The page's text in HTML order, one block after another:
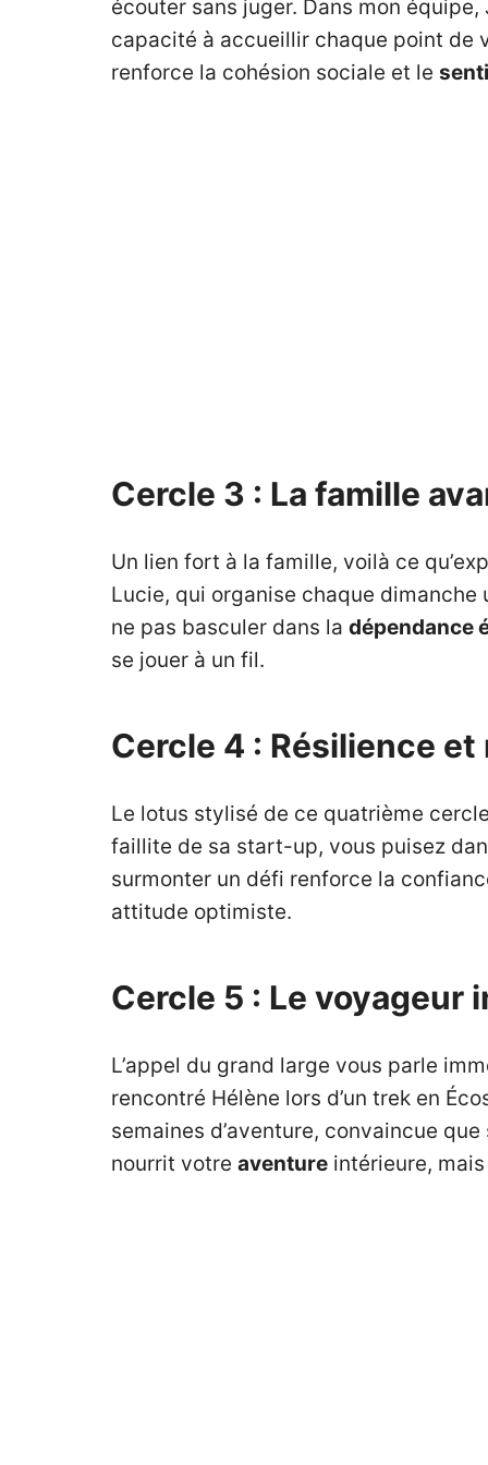
écouter sans juger. Dans mon
capacité à accueillir chaque point de
renforce la cohésion sociale et le
Cercle 3 : La famille
Un lien fort à la famille, voilà ce
Lucie, qui organise chaque
ne pas basculer dans la dépendance
se jouer à un fil.
Cercle 4 : Résilience et
Le lotus stylisé de ce quatrième
faillite de sa start-up, vous puisez
surmonter un défi renforce la
attitude optimiste.
Cercle 5 : Le voyageur
L’appel du grand large vous parle
rencontré Hélène lors d’un trek en
semaines d’aventure, convaincue
nourrit votre aventure intérieure,